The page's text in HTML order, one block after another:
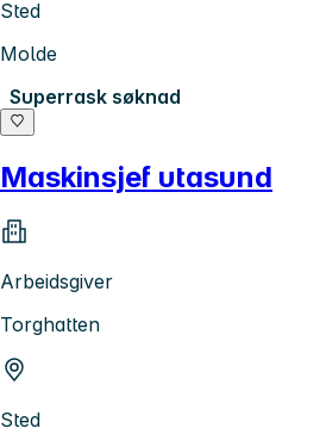
Sted
Molde
Superrask søknad
Maskinsjef utasund
Arbeidsgiver
Torghatten
Sted